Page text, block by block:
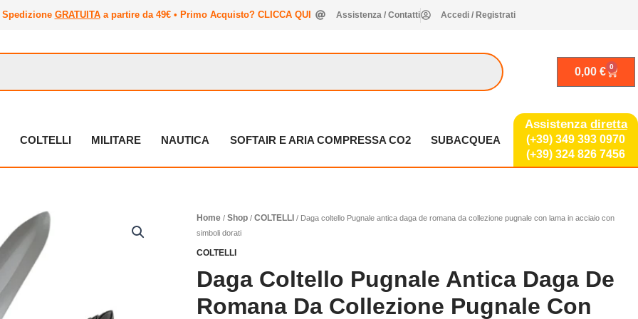
Spedizione GRATUITAa partire da 49€ • Primo Acquisto? CLICCA QUI Assistenza / Contatti Accedi / Registrati
0,00 € 0
COLTELLI MILITARE NAUTICA SOFTAIR E ARIA COMPRESSA CO2 SUBACQUEA
Assistenza diretta
(+39) 349 393 0970
(+39) 324 826 7456
Home /Shop /COLTELLI / Daga coltello Pugnale antica daga de romana da collezione pugnale con lama in acciaio con
simboli dorati
COLTELLI
Daga Coltello Pugnale Antica Daga De
Romana Da Collezione Pugnale Con